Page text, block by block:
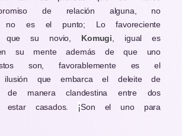
de relación alguna, no
no es el punto; Lo favoreciente
que su novio, Komugi , igual es
su mente además de que uno
son, favorablemente es el
ilusión que embarca el deleite de
de manera clandestina entre dos
estar casados.
¡Son el uno para